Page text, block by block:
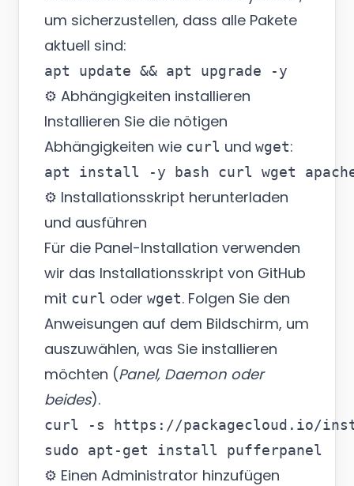
um sicherzustellen, dass alle Pakete
aktuell sind:
⚙️ Abhängigkeiten installieren
Installieren Sie die nötigen
Abhängigkeiten wie curl und wget:
⚙️ Installationsskript herunterladen
und ausführen
Für die Panel-Installation verwenden
wir das Installationsskript von GitHub
mit curl oder wget. Folgen Sie den
Anweisungen auf dem Bildschirm, um
auszuwählen, was Sie installieren
möchten (Panel, Daemon oder
beides).
curl -s https://packagecloud.io/
⚙️ Einen Administrator hinzufügen